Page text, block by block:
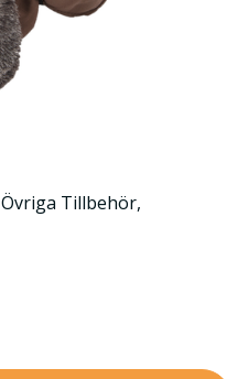
Övriga Tillbehör,